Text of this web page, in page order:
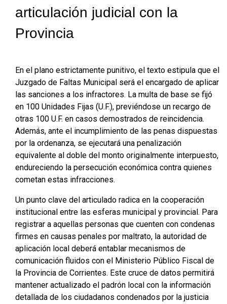
articulación judicial con la
Provincia
En el plano estrictamente punitivo, el texto estipula que el
Juzgado de Faltas Municipal será el encargado de aplicar
las sanciones a los infractores. La multa de base se fijó
en 100 Unidades Fijas (U.F.), previéndose un recargo de
otras 100 U.F. en casos demostrados de reincidencia.
Además, ante el incumplimiento de las penas dispuestas
por la ordenanza, se ejecutará una penalización
equivalente al doble del monto originalmente interpuesto,
endureciendo la persecución económica contra quienes
cometan estas infracciones.
Un punto clave del articulado radica en la cooperación
institucional entre las esferas municipal y provincial. Para
registrar a aquellas personas que cuenten con condenas
firmes en causas penales por maltrato, la autoridad de
aplicación local deberá entablar mecanismos de
comunicación fluidos con el Ministerio Público Fiscal de
la Provincia de Corrientes. Este cruce de datos permitirá
mantener actualizado el padrón local con la información
detallada de los ciudadanos condenados por la justicia